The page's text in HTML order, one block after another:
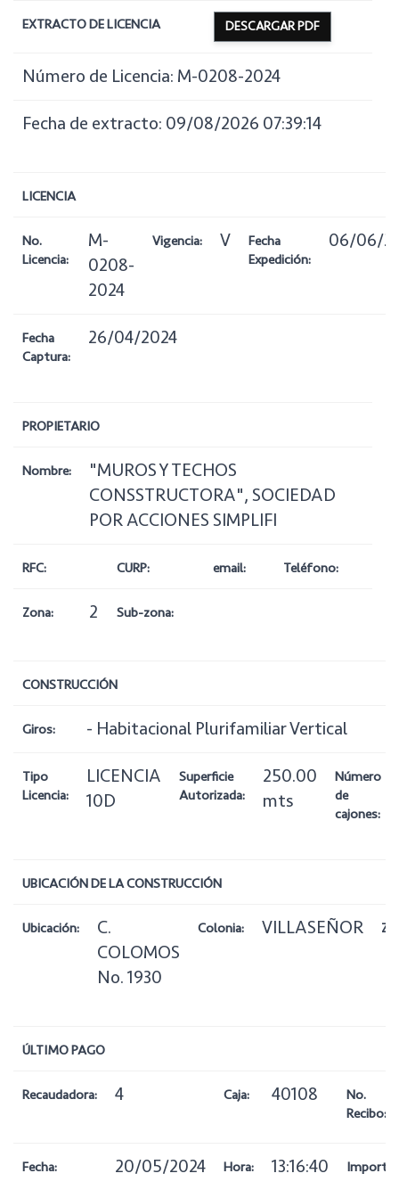
EXTRACTO DE LICENCIA DESCARGAR PDF
Número de Licencia: M-0208-2024
Fecha de extracto: 09/08/2026 07:39:14
LICENCIA
No.
Licencia:
M-
0208-
2024
Vigencia: V
Fecha
Expedición:
06/06/
Fecha
Captura:
26/04/2024
PROPIETARIO
Nombre:
"MUROS Y TECHOS
CONSSTRUCTORA", SOCIEDAD
POR ACCIONES SIMPLIFI
RFC: CURP: email: Teléfono:
Zona: 2 Sub-zona:
CONSTRUCCIÓN
Giros: - Habitacional Plurifamiliar Vertical
Tipo
Licencia:
LICENCIA
10D
Superficie
Autorizada:
250.00
mts
Número
de
cajones:
UBICACIÓN DE LA CONSTRUCCIÓN
Ubicación:
C.
COLOMOS
No. 1930
Colonia: VILLASEÑOR
ÚLTIMO PAGO
Recaudadora: 4 Caja: 40108
No.
Recibo:
Fecha: 20/05/2024 Hora: 13:16:40 Importe: